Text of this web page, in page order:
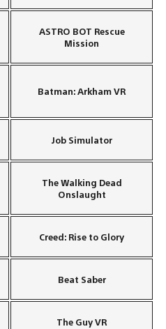
ASTRO BOT Rescue
Mission
Batman: Arkham VR
Job Simulator
The Walking Dead
Onslaught
Creed: Rise to Glory
Beat Saber
The Guy VR